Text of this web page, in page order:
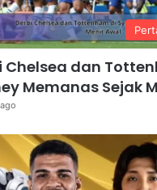
Chelsea dan
Memanas Sejak